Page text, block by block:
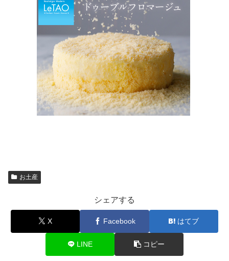
お土産
シェアする
X Facebook はてブ
LINE コピー